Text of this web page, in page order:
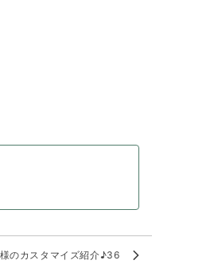
のカスタマイズ紹介♪36